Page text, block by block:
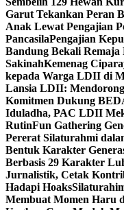
Garut Tekankan Peran
Anak Lewat Pengajian
PancasilaPengajian
Bandung Bekali
SakinahKemenag
kepada Warga LDII di
Lansia LDII:
Komitmen Dukung
Iduladha, PAC LDII
RutinFun Gathering
Pererat Silaturahmi
Bentuk Karakter
Berbasis 29 Karakter
Jurnalistik, Cetak
Hadapi Hoaks
Membuat Momen Haru